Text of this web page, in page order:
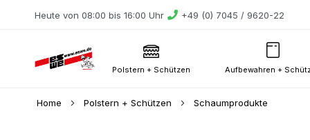
Heute von 08:00 bis 16:00 Uhr +49 (0) 7045 / 9620-22
Polstern + Schützen Aufbewahren +
Home Polstern + Schützen Schaumprodukte